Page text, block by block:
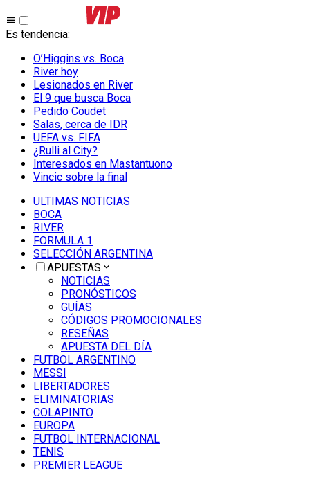
Es tendencia:
O’Higgins vs. Boca
River hoy
Lesionados en River
El 9 que busca Boca
Pedido Coudet
Salas, cerca de IDR
UEFA vs. FIFA
¿Rulli al City?
Interesados en Mastantuono
Vincic sobre la final
ULTIMAS NOTICIAS
BOCA
RIVER
FORMULA 1
SELECCIÓN ARGENTINA
APUESTAS
NOTICIAS
PRONÓSTICOS
GUÍAS
CÓDIGOS PROMOCIONALES
RESEÑAS
APUESTA DEL DÍA
FUTBOL ARGENTINO
MESSI
LIBERTADORES
ELIMINATORIAS
COLAPINTO
EUROPA
FUTBOL INTERNACIONAL
TENIS
PREMIER LEAGUE